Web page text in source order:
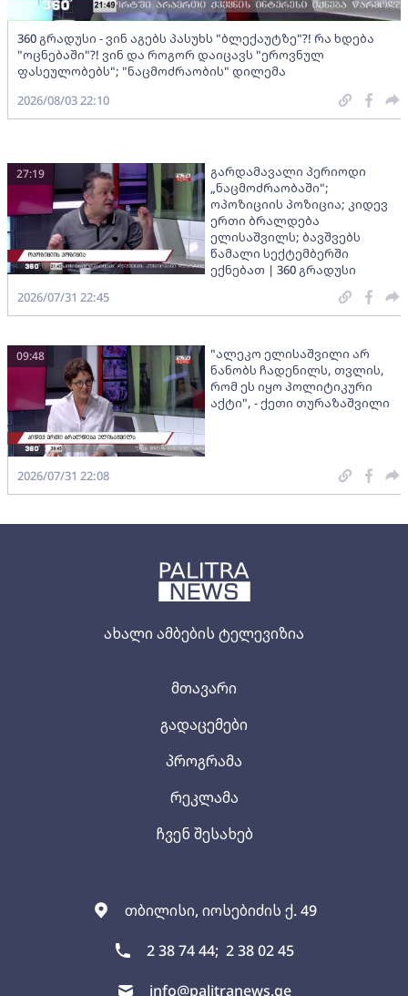
ახალი ამბების ტელევიზია
თბილისი, იოსებიძის ქ. 49
2 38 74 44; 2 38 02 45
info@palitranews.ge
მთავარი
გადაცემები
პროგრამა
რეკლამა
ჩვენ შესახებ
360 გრადუსი - ვინ აგებს პასუხს "ბლექაუტზე"?! რა ხდება
"ოცნებაში"?! ვინ და როგორ დაიცავს "ეროვნულ
ფასეულობებს"; "ნაცმოძრაობის" დილემა
2026/08/03 22:10
გარდამავალი პერიოდი
„ნაცმოძრაობაში";
ოპოზიციის პოზიცია; კიდევ
ერთი ბრალდება
ელისაშვილს; ბავშვებს
წამალი სექტემბერში
ექნებათ | 360 გრადუსი
27:19
2026/07/31 22:45
"ალეკო ელისაშვილი არ
ნანობს ჩადენილს, თვლის,
რომ ეს იყო პოლიტიკური
აქტი", - ქეთი თურაზაშვილი
09:48
2026/07/31 22:08